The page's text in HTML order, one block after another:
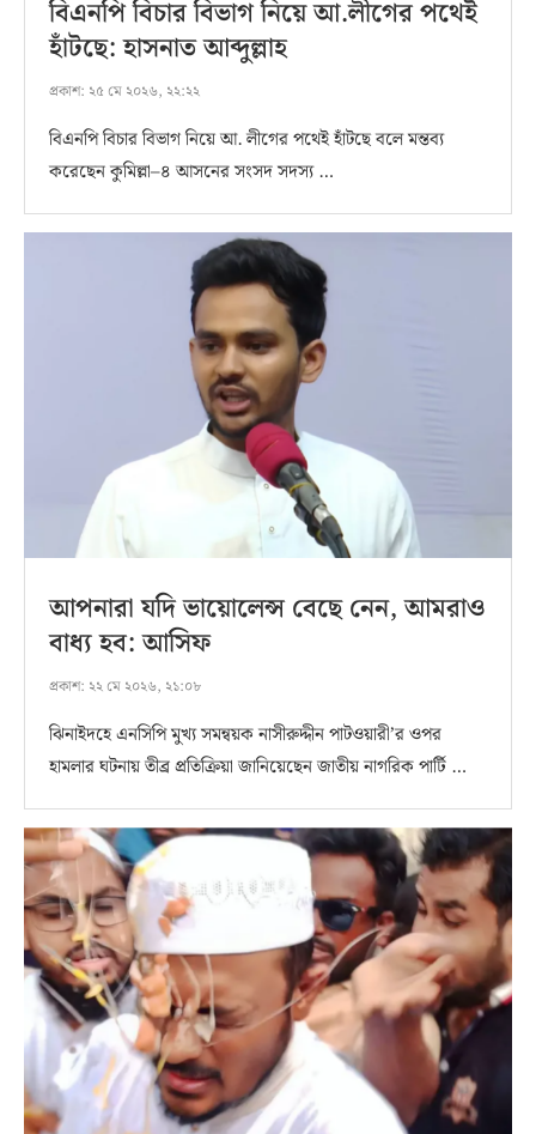
বিএনপি বিচার বিভাগ নিয়ে আ.লীগের পথেই
হাঁটছে: হাসনাত আব্দুল্লাহ
প্রকাশ: ২৫ মে ২০২৬, ২২:২২
বিএনপি বিচার বিভাগ নিয়ে আ. লীগের পথেই হাঁটছে বলে মন্তব্য
করেছেন কুমিল্লা–৪ আসনের সংসদ সদস্য …
আপনারা যদি ভায়োলেন্স বেছে নেন, আমরাও
বাধ্য হব: আসিফ
প্রকাশ: ২২ মে ২০২৬, ২১:০৮
ঝিনাইদহে এনসিপি মুখ্য সমন্বয়ক নাসীরুদ্দীন পাটওয়ারী’র ওপর
হামলার ঘটনায় তীব্র প্রতিক্রিয়া জানিয়েছেন জাতীয় নাগরিক পার্টি …